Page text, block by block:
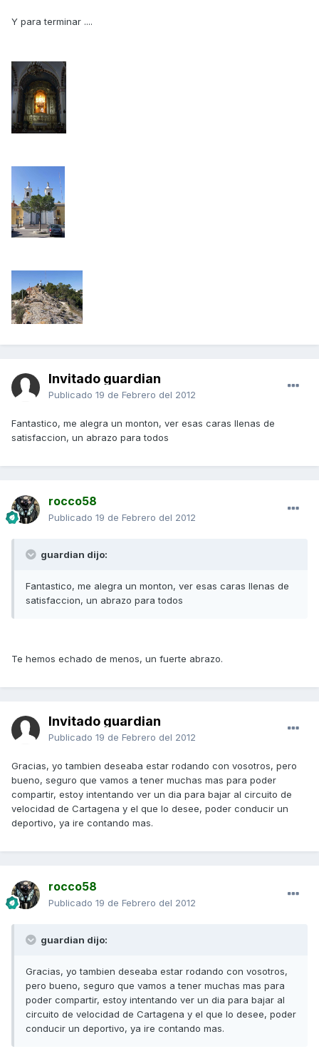
Y para terminar ....
Invitado guardian
Publicado 19 de Febrero del 2012
Fantastico, me alegra un monton, ver esas caras llenas de
satisfaccion, un abrazo para todos
rocco58
Publicado 19 de Febrero del 2012
guardian dijo:
Fantastico, me alegra un monton, ver esas caras llenas de
satisfaccion, un abrazo para todos
Te hemos echado de menos, un fuerte abrazo.
Invitado guardian
Publicado 19 de Febrero del 2012
Gracias, yo tambien deseaba estar rodando con vosotros, pero
bueno, seguro que vamos a tener muchas mas para poder
compartir, estoy intentando ver un dia para bajar al circuito de
velocidad de Cartagena y el que lo desee, poder conducir un
deportivo, ya ire contando mas.
rocco58
Publicado 19 de Febrero del 2012
guardian dijo:
Gracias, yo tambien deseaba estar rodando con vosotros,
pero bueno, seguro que vamos a tener muchas mas para
poder compartir, estoy intentando ver un dia para bajar al
circuito de velocidad de Cartagena y el que lo desee, poder
conducir un deportivo, ya ire contando mas.